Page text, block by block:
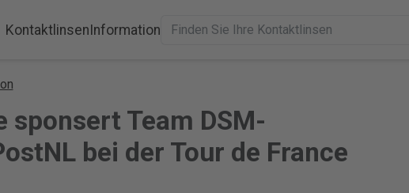
KontaktlinsenInformation
sponsert Team DSM-
bei der Tour de France